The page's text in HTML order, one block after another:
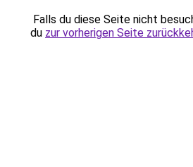
Falls du diese Seite nicht
du zur vorherigen Seite